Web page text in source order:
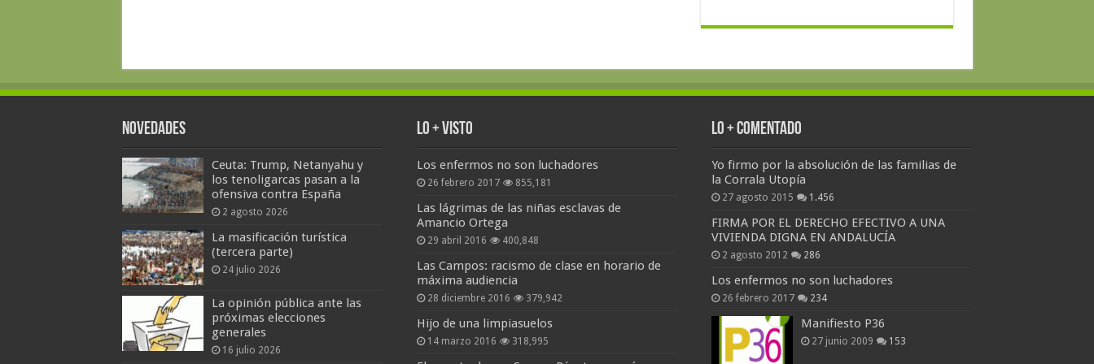
Novedades
Ceuta: Trump, Netanyahu y
los tenoligarcas pasan a la
ofensiva contra España
2 agosto 2026
La masificación turística
(tercera parte)
24 julio 2026
La opinión pública ante las
próximas elecciones
generales
16 julio 2026
Lo + Visto
Los enfermos no son luchadores
26 febrero 2017 855,181
Las lágrimas de las niñas esclavas de
Amancio Ortega
29 abril 2016 400,848
Las Campos: racismo de clase en horario de
máxima audiencia
28 diciembre 2016 379,942
Hijo de una limpiasuelos
14 marzo 2016 318,995
Lo + Comentado
Yo firmo por la absolución de las familias de
la Corrala Utopía
27 agosto 2015 1.456
FIRMA POR EL DERECHO EFECTIVO A UNA
VIVIENDA DIGNA EN ANDALUCÍA
2 agosto 2012 286
Los enfermos no son luchadores
26 febrero 2017 234
Manifiesto P36
27 junio 2009 153